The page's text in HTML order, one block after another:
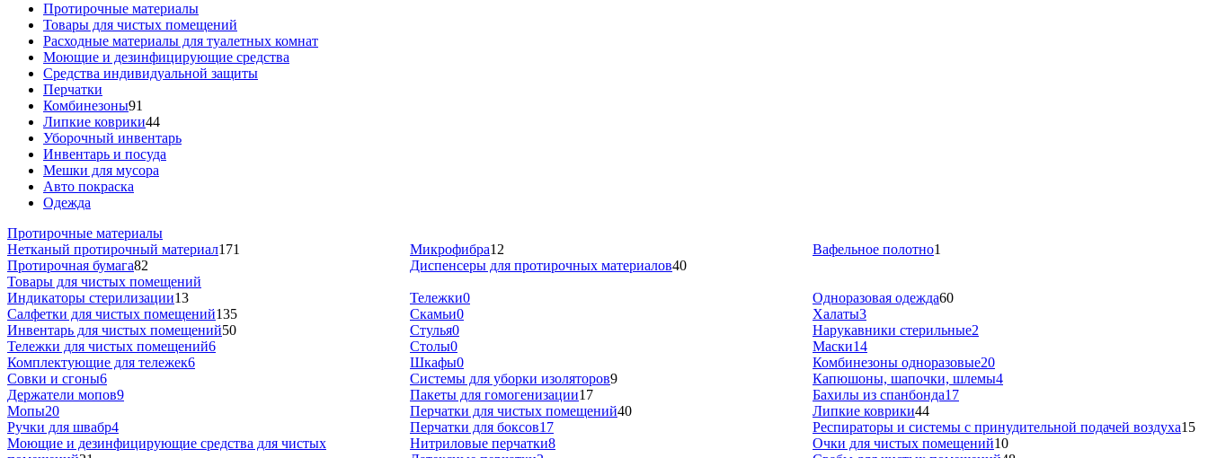
Протирочные материалы
Товары для чистых помещений
Расходные материалы для туалетных комнат
Моющие и дезинфицирующие средства
Средства индивидуальной защиты
Перчатки
Комбинезоны91
Липкие коврики44
Уборочный инвентарь
Инвентарь и посуда
Мешки для мусора
Авто покраска
Одежда
Протирочные материалы
Нетканый протирочный материал171
Протирочная бумага82
Микрофибра12
Диспенсеры для протирочных материалов40
Вафельное полотно1
Товары для чистых помещений
Индикаторы стерилизации13
Салфетки для чистых помещений135
Инвентарь для чистых помещений50
Тележки для чистых помещений6
Комплектующие для тележек6
Совки и сгоны6
Держатели мопов9
Мопы20
Ручки для швабр4
Моющие и дезинфицирующие средства для чистых
Тележки0
Скамьи0
Стулья0
Столы0
Шкафы0
Системы для уборки изоляторов9
Пакеты для гомогенизации17
Перчатки для чистых помещений40
Перчатки для боксов17
Нитриловые перчатки8
Одноразовая одежда60
Халаты3
Нарукавники стерильные2
Маски14
Комбинезоны одноразовые20
Капюшоны, шапочки, шлемы4
Бахилы из спанбонда17
Липкие коврики44
Респираторы и системы с принудительной подачей воздуха15
Очки для чистых помещений10